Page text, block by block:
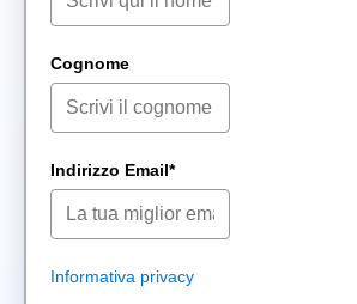
Cognome
Indirizzo Email*
Informativa privacy